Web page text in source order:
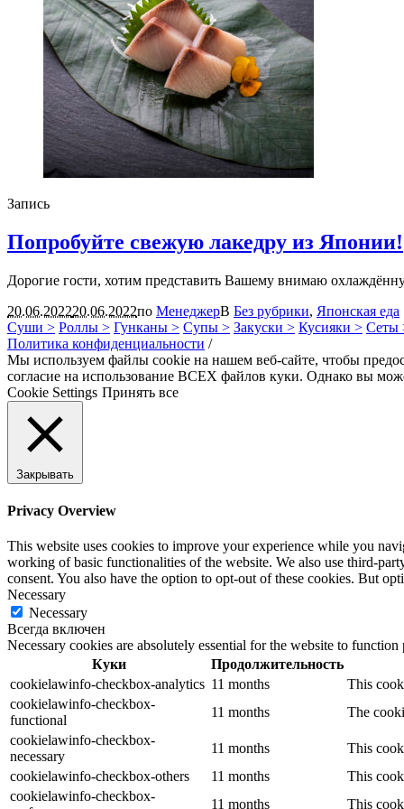
Запись
Попробуйте свежую лакедру из Японии!
Дорогие гости, хотим представить Вашему внимаю
20.06.202220.06.2022по МенеджерВ Без рубрики, Японская еда
Суши > Роллы > Гунканы > Супы > Закуски > Кусияки > Сеты
Политика конфиденциальности /
Мы используем файлы cookie на нашем веб-сайте, чтобы
согласие на использование ВСЕХ файлов куки. Однако вы
Cookie Settings Принять все
Закрывать
Privacy Overview
This website uses cookies to improve your experience while you
working of basic functionalities of the website. We also use third-
consent. You also have the option to opt-out of these cookies. But
Necessary
Necessary
Всегда включен
Necessary cookies are absolutely essential for the website to
Куки
Продолжительность
cookielawinfo-checkbox-analytics 11 months
This
cookielawinfo-checkbox-
functional
11 months
The
cookielawinfo-checkbox-
necessary
11 months
This
cookielawinfo-checkbox-others
11 months
This
cookielawinfo-checkbox-
11 months This